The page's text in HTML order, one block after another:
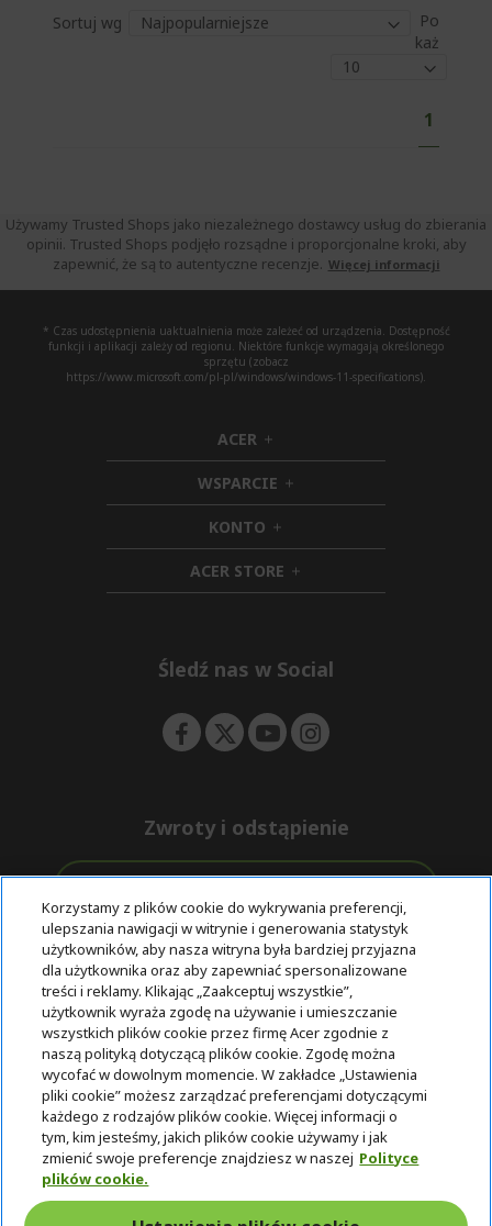
Sortuj wg
Po
każ
r
A
k
a
l
n
e
c
z
1
Używamy Trusted Shops jako niezależnego dostawcy usług do zbierania
opinii. Trusted Shops podjęło rozsądne i proporcjonalne kroki, aby
zapewnić, że są to autentyczne recenzje. Więcej informacji
* Czas udostępnienia uaktualnienia może zależeć od urządzenia. Dostępność
funkcji i aplikacji zależy od regionu. Niektóre funkcje wymagają określonego
sprzętu (zobacz
https://www.microsoft.com/pl-pl/windows/windows-11-specifications).
ACER h
i
d
d
e
n
WSPARCIE h
i
d
e
n
KONTO h
i
d
d
ACER STORE h
i
e
Śledź nas w Social
Zwroty i odstąpienie
Darmowa
ekspresowa
dostawa
Wsparcie
przed i po
zakupie
Bezpieczne
płatności
© 2025 Acer Inc.
Firma CPYou BV jest autoryzowanym sprzedawcą produktów i
usług oferowanych w tym sklepie.
Korzystamy z plików cookie do wykrywania preferencji,
ulepszania nawigacji w witrynie i generowania statystyk
użytkowników, aby nasza witryna była bardziej przyjazna
dla użytkownika oraz aby zapewniać spersonalizowane
treści i reklamy. Klikając „Zaakceptuj wszystkie”,
użytkownik wyraża zgodę na używanie i umieszczanie
wszystkich plików cookie przez firmę Acer zgodnie z
naszą polityką dotyczącą plików cookie. Zgodę można
wycofać w dowolnym momencie. W zakładce „Ustawienia
pliki cookie” możesz zarządzać preferencjami dotyczącymi
każdego z rodzajów plików cookie. Więcej informacji o
tym, kim jesteśmy, jakich plików cookie używamy i jak
zmienić swoje preferencje znajdziesz w naszej Polityce
plików cookie.